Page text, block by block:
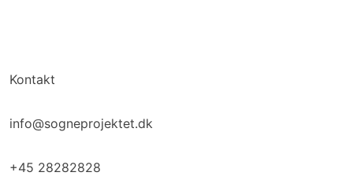
Kontakt
info@sogneprojektet.dk
+45 28282828